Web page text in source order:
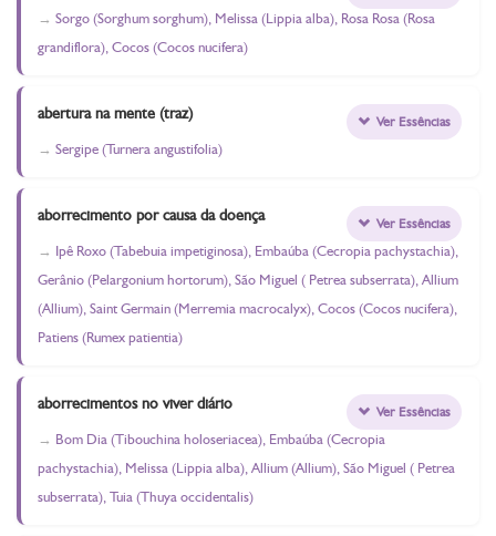
Sorgo (Sorghum sorghum), Melissa (Lippia alba), Rosa Rosa (Rosa
grandiflora), Cocos (Cocos nucifera)
abertura na mente (traz)
Sergipe (Turnera angustifolia)
Ver Essências
aborrecimento por causa da doença
Ipê Roxo (Tabebuia impetiginosa), Embaúba (Cecropia pachystachia),
Gerânio (Pelargonium hortorum), São Miguel ( Petrea subserrata), Allium
(Allium), Saint Germain (Merremia macrocalyx), Cocos (Cocos nucifera),
Patiens (Rumex patientia)
Ver Essências
aborrecimentos no viver diário
Bom Dia (Tibouchina holoseriacea), Embaúba (Cecropia
pachystachia), Melissa (Lippia alba), Allium (Allium), São Miguel ( Petrea
subserrata), Tuia (Thuya occidentalis)
Ver Essências